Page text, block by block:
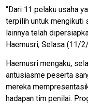
“Dari 11 pelaku usaha
terpilih untuk mengikuti
lainnya telah
Haemusri, Selasa (11/
Haemusri mengaku,
antusiasme peserta
mereka
hadapan tim penilai.